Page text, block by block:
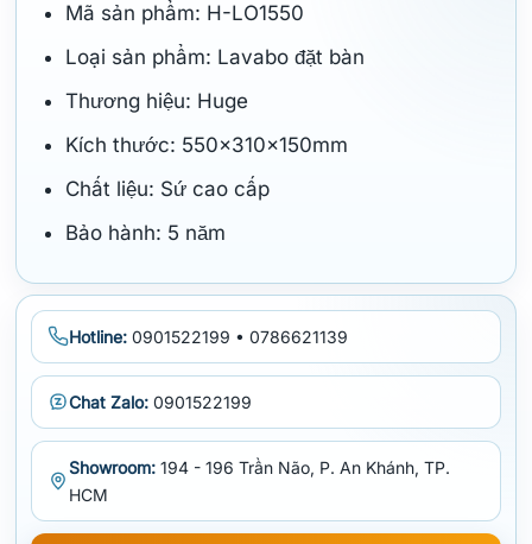
Mã sản phẩm: H-LO1550
Loại sản phẩm: Lavabo đặt bàn
Thương hiệu: Huge
Kích thước: 550x310x150mm
Chất liệu: Sứ cao cấp
Bảo hành: 5 năm
Hotline: 0901522199 • 0786621139
Chat Zalo: 0901522199
Showroom: 194 - 196 Trần Não, P. An Khánh, TP.
HCM